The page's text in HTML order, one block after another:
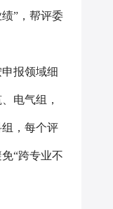
”，帮评委
报领域细
电气组，
，每个评
“跨专业不